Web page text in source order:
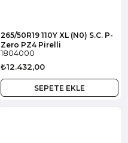
265/50R19 110Y XL (N0) S.C. P-
Zero PZ4 Pirelli
1804000
₺12.432,00
SEPETE EKLE